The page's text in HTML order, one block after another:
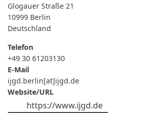
Glogauer Straße 21
10999 Berlin
Deutschland
Telefon
+49 30 61203130
E-Mail
ijgd.berlin[at]ijgd.de
Website/URL
https://www.ijgd.de